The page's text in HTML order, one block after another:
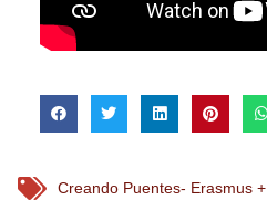
Creando Puentes- Erasmus +